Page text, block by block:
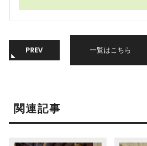
PREV 一覧はこちら
関連記事